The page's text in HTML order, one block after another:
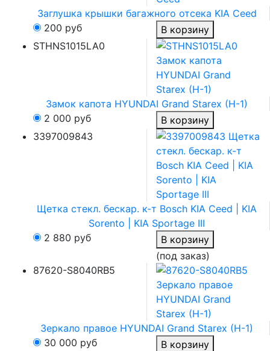
Заглушка крышки багажного отсека KIA Ceed
200 руб
В корзину
STHNS1015LA0
Замок капота HYUNDAI Grand Starex (H-1)
2 000 руб
В корзину
3397009843
Щетка стекл. бескар. к-т Bosch KIA Ceed | KIA
Sorento | KIA Sportage III
2 880 руб
В корзину
(под заказ)
87620-S8040RB5
Зеркало правое HYUNDAI Grand Starex (H-1)
30 000 руб
В корзину